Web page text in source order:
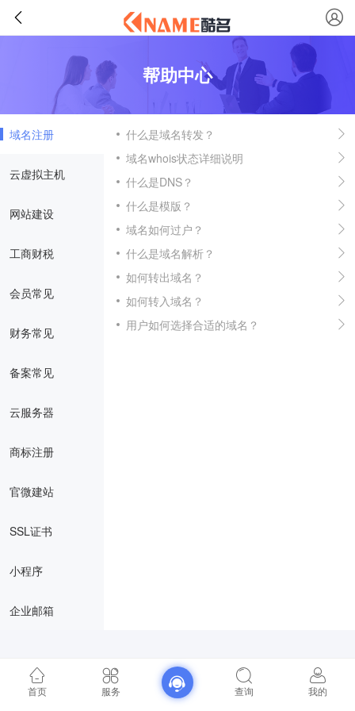
帮助中心
域名注册
云虚拟主机
网站建设
工商财税
会员常见
财务常见
备案常见
云服务器
商标注册
官微建站
SSL证书
小程序
企业邮箱
什么是域名转发？
域名whois状态详细说明
什么是DNS？
什么是模版？
域名如何过户？
什么是域名解析？
如何转出域名？
如何转入域名？
用户如何选择合适的域名？
首页 服务 查询 我的